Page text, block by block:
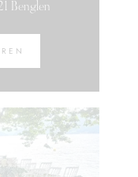
Benglen